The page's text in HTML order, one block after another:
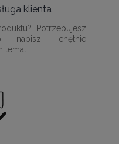
klienta
Potrzebujesz
napisz, chętnie
temat.